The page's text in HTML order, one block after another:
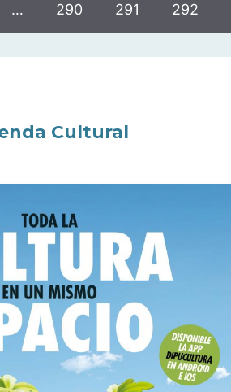
… 290 291 292
Cultural